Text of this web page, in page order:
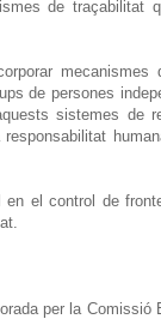
de traçabilitat
de persones
sistemes de
en el control de
per la